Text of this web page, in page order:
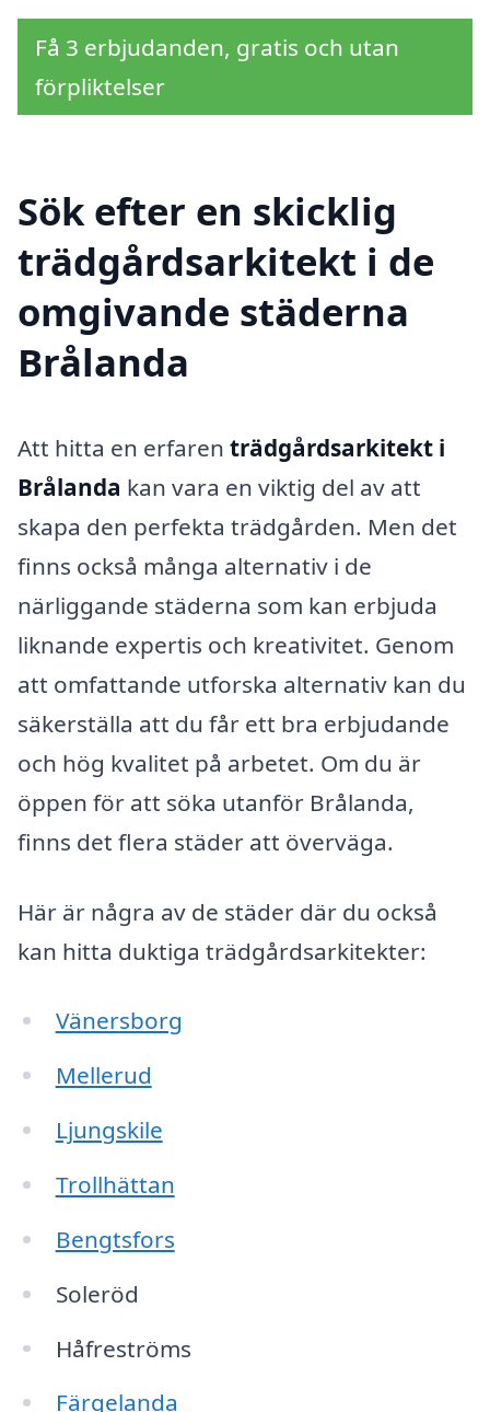
Få 3 erbjudanden, gratis och utan
förpliktelser
Sök efter en skicklig
trädgårdsarkitekt i de
omgivande städerna
Brålanda
Att hitta en erfaren trädgårdsarkitekt i
Brålanda kan vara en viktig del av att
skapa den perfekta trädgården. Men det
finns också många alternativ i de
närliggande städerna som kan erbjuda
liknande expertis och kreativitet. Genom
att omfattande utforska alternativ kan du
säkerställa att du får ett bra erbjudande
och hög kvalitet på arbetet. Om du är
öppen för att söka utanför Brålanda,
finns det flera städer att överväga.
Här är några av de städer där du också
kan hitta duktiga trädgårdsarkitekter:
Vänersborg
Mellerud
Ljungskile
Trollhättan
Bengtsfors
Soleröd
Håfreströms
Färgelanda